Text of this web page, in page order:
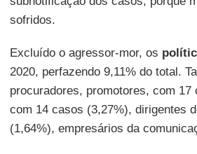
sofridos.
Excluído o agressor-mor, os
2020, perfazendo 9,11% do total.
procuradores, promotores, com
com 14 casos (3,27%), dirigentes
(1,64%), empresários da